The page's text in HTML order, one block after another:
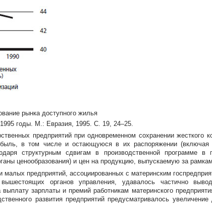
рынка доступного жилья
годы. М.: Евразия, 1995. С. 19, 24–25.
предприятий при одновременном сохранении
в том числе и остающуюся в их распоряжении
структурным сдвигам в производственной программе в
ценообразования) и цен на продукцию, выпускаемую за
предприятий, ассоциированных с материнским
органов управления, удавалось частично
зарплаты и премий работникам материнского
развития предприятий предусматривалось